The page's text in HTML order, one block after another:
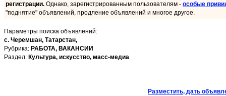
регистрации. Однако, зарегистрированным пользователям - особые
"поднятие" объявлений, продление объявлений и многое другое.
Параметры поиска объявлений:
с. Черемшан, Татарстан,
Рубрика: РАБОТА, ВАКАНСИИ
Раздел: Культура, искусство, масс-медиа
Разместить, дать